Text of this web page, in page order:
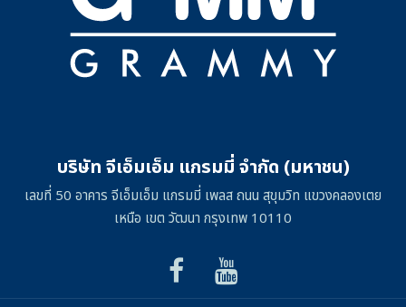
บริษัท จีเอ็มเอ็ม แกรมมี่ จำกัด (มหาชน)
เลขที่ 50 อาคาร จีเอ็มเอ็ม แกรมมี่ เพลส ถนน สุขุมวิท แขวงคลองเตย
เหนือ เขต วัฒนา กรุงเทพ 10110